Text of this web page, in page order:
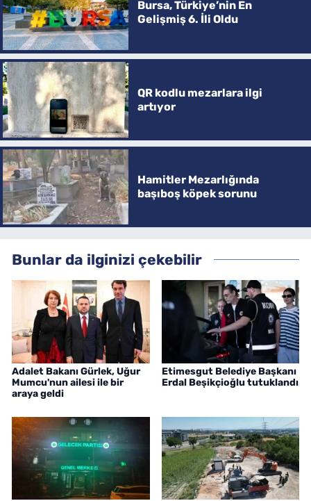
Bursa, Türkiye’nin En
Gelişmiş 6. İli Oldu
QR kodlu mezarlara ilgi
artıyor
Hamitler Mezarlığında
başıboş köpek sorunu
Bunlar da ilginizi çekebilir
Adalet Bakanı Gürlek, Uğur
Mumcu'nun ailesi ile bir
araya geldi
Etimesgut Belediye Başkanı
Erdal Beşikçioğlu tutuklandı